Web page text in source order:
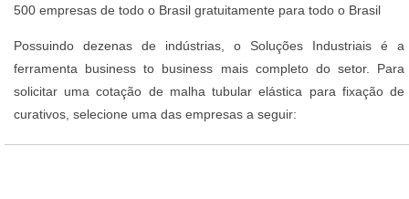
500 empresas de todo o Brasil gratuitamente para todo o Brasil
Possuindo dezenas de indústrias, o Soluções Industriais é a
ferramenta business to business mais completo do setor. Para
solicitar uma cotação de malha tubular elástica para fixação de
curativos, selecione uma das empresas a seguir: